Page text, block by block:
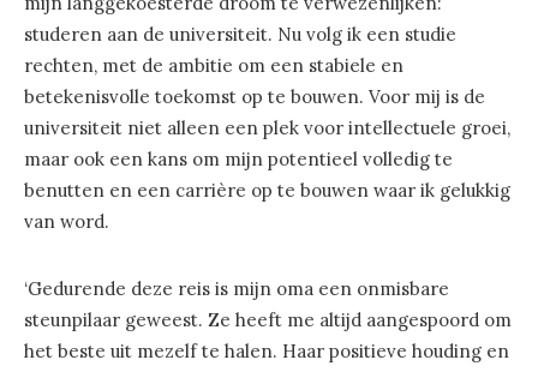
studeren aan de universiteit. Nu volg ik een studie
rechten, met de ambitie om een stabiele en
betekenisvolle toekomst op te bouwen. Voor mij is de
universiteit niet alleen een plek voor intellectuele groei,
maar ook een kans om mijn potentieel volledig te
benutten en een carrière op te bouwen waar ik gelukkig
van word.
‘Gedurende deze reis is mijn oma een onmisbare
steunpilaar geweest. Ze heeft me altijd aangespoord om
het beste uit mezelf te halen. Haar positieve houding en